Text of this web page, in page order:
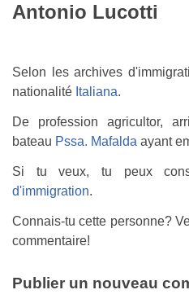
Antonio Lucotti
Selon les archives
nationalité Italiana.
De profession agricultor,
bateau Pssa. Mafalda ayant
Si tu veux, tu peux
d'immigration.
Connais-tu cette personne?
commentaire!
Publier un nouveau